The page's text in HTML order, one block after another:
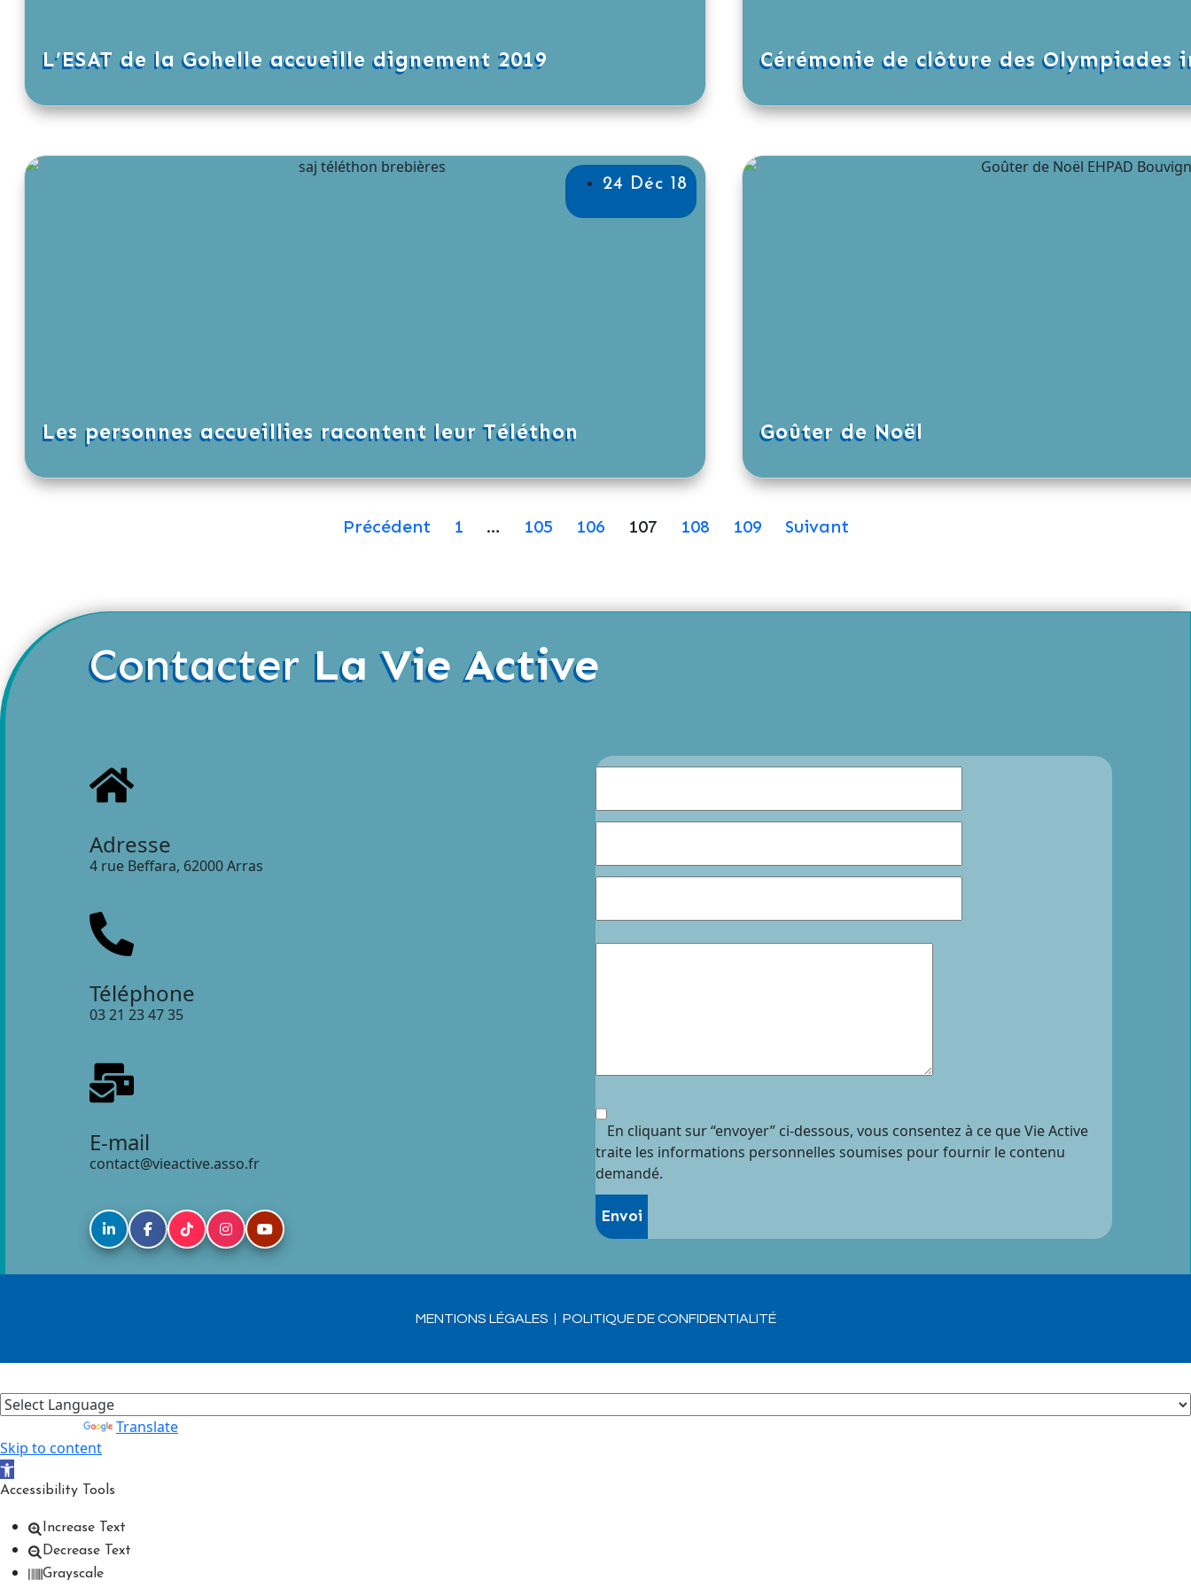
L’ESAT de la Gohelle accueille dignement 2019 Cérémonie de clôture des Olympiades
Les personnes accueillies racontent leur Téléthon
24 Déc 18
Goûter de Noël
Précédent 1 … 105 106 107 108 109 Suivant
Contacter La Vie Active
Adresse
4 rue Beffara, 62000 Arras
Téléphone
03 21 23 47 35
E-mail
contact@vieactive.asso.fr
En cliquant sur “envoyer” ci-dessous, vous consentez à ce que Vie Active
traite les informations personnelles soumises pour fournir le contenu
demandé.
MENTIONS LÉGALES POLITIQUE DE CONFIDENTIALITÉ
Translate
Skip to content
Open toolbar
Accessibility Tools
Increase Text
Decrease Text
Grayscale